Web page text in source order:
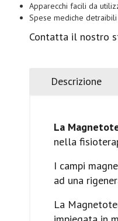
Apparecchi facili da
Spese mediche
Contatta il nostro
Descrizione
La
nella
I campi
ad una
La